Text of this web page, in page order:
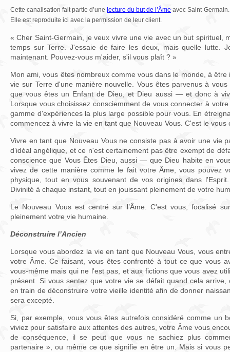
Cette canalisation fait partie d’une lecture du but de l’Âme avec Saint-Germain.
Elle est reproduite ici avec la permission de leur client.
« Cher Saint-Germain, je veux vivre une vie avec un but spirituel,
temps sur Terre. J'essaie de faire les deux, mais quelle lutte.
maintenant. Pouvez-vous m'aider, s'il vous plaît ? »
Mon ami, vous êtes nombreux comme vous dans le monde, à être
vie sur Terre d'une manière nouvelle. Vous êtes parvenus à
que vous êtes un Enfant de Dieu, et Dieu aussi — et donc à
Lorsque vous choisissez consciemment de vous connecter à
gamme d'expériences la plus large possible pour vous. En
commencez à vivre la vie en tant que Nouveau Vous. C'est le vous
Vivre en tant que Nouveau Vous ne consiste pas à avoir une vie
d’idéal angélique, et ce n'est certainement pas être exempt de
conscience que Vous Êtes Dieu, aussi — que Dieu habite en
vivez de cette manière comme le fait votre Âme, vous pouvez
physique, tout en vous souvenant de vos origines dans
Divinité à chaque instant, tout en jouissant pleinement de votre
Le Nouveau Vous est centré sur l’Âme. C'est vous, focalisé
pleinement votre vie humaine.
Déconstruire l’Ancien
Lorsque vous abordez la vie en tant que Nouveau Vous, vous
votre Âme. Ce faisant, vous êtes confronté à tout ce que vous
vous-même mais qui ne l'est pas, et aux fictions que vous avez
présent. Si vous sentez que votre vie se défait quand cela
en train de déconstruire votre vieille identité afin de donner
sera excepté.
Si, par exemple, vous vous êtes autrefois considéré comme un
viviez pour satisfaire aux attentes des autres, votre Âme vous
de conséquence, il se peut que vous ne sachiez plus
partenaire », ou même ce que signifie en être un. Mais si vous